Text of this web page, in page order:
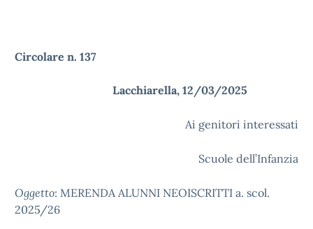
Circolare n. 137
Lacchiarella, 12/03/2025
Ai genitori interessati
Scuole dell’Infanzia
Oggetto: MERENDA ALUNNI NEOISCRITTI a. scol.
2025/26